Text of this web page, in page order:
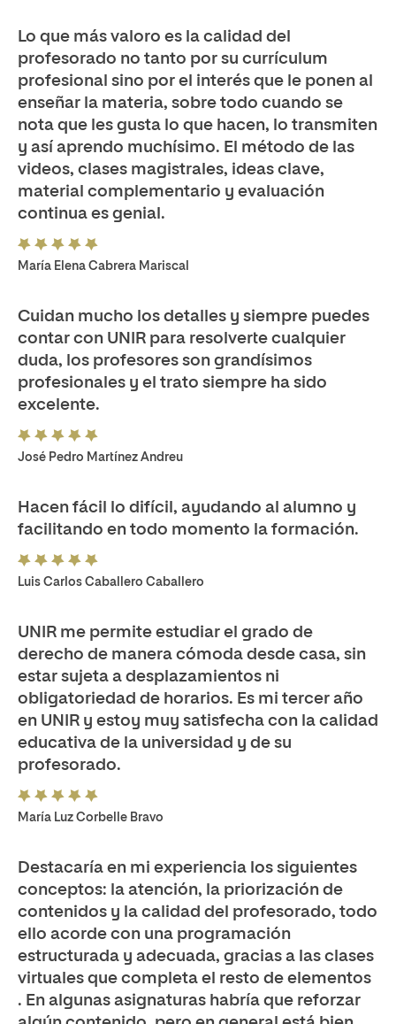
Lo que más valoro es la calidad del
profesorado no tanto por su currículum
profesional sino por el interés que le ponen al
enseñar la materia, sobre todo cuando se
nota que les gusta lo que hacen, lo transmiten
y así aprendo muchísimo. El método de las
videos, clases magistrales, ideas clave,
material complementario y evaluación
continua es genial.
María Elena Cabrera Mariscal
Cuidan mucho los detalles y siempre puedes
contar con UNIR para resolverte cualquier
duda, los profesores son grandísimos
profesionales y el trato siempre ha sido
excelente.
José Pedro Martínez Andreu
Hacen fácil lo difícil, ayudando al alumno y
facilitando en todo momento la formación.
Luis Carlos Caballero Caballero
UNIR me permite estudiar el grado de
derecho de manera cómoda desde casa, sin
estar sujeta a desplazamientos ni
obligatoriedad de horarios. Es mi tercer año
en UNIR y estoy muy satisfecha con la calidad
educativa de la universidad y de su
profesorado.
María Luz Corbelle Bravo
Destacaría en mi experiencia los siguientes
conceptos: la atención, la priorización de
contenidos y la calidad del profesorado, todo
ello acorde con una programación
estructurada y adecuada, gracias a las clases
virtuales que completa el resto de elementos
. En algunas asignaturas habría que reforzar